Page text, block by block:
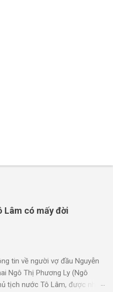
Lâm có mấy đời
tin về người vợ đầu Nguyễn
Ngô Thị Phương Ly (Ngô
tịch nước Tô Lâm, được nhà